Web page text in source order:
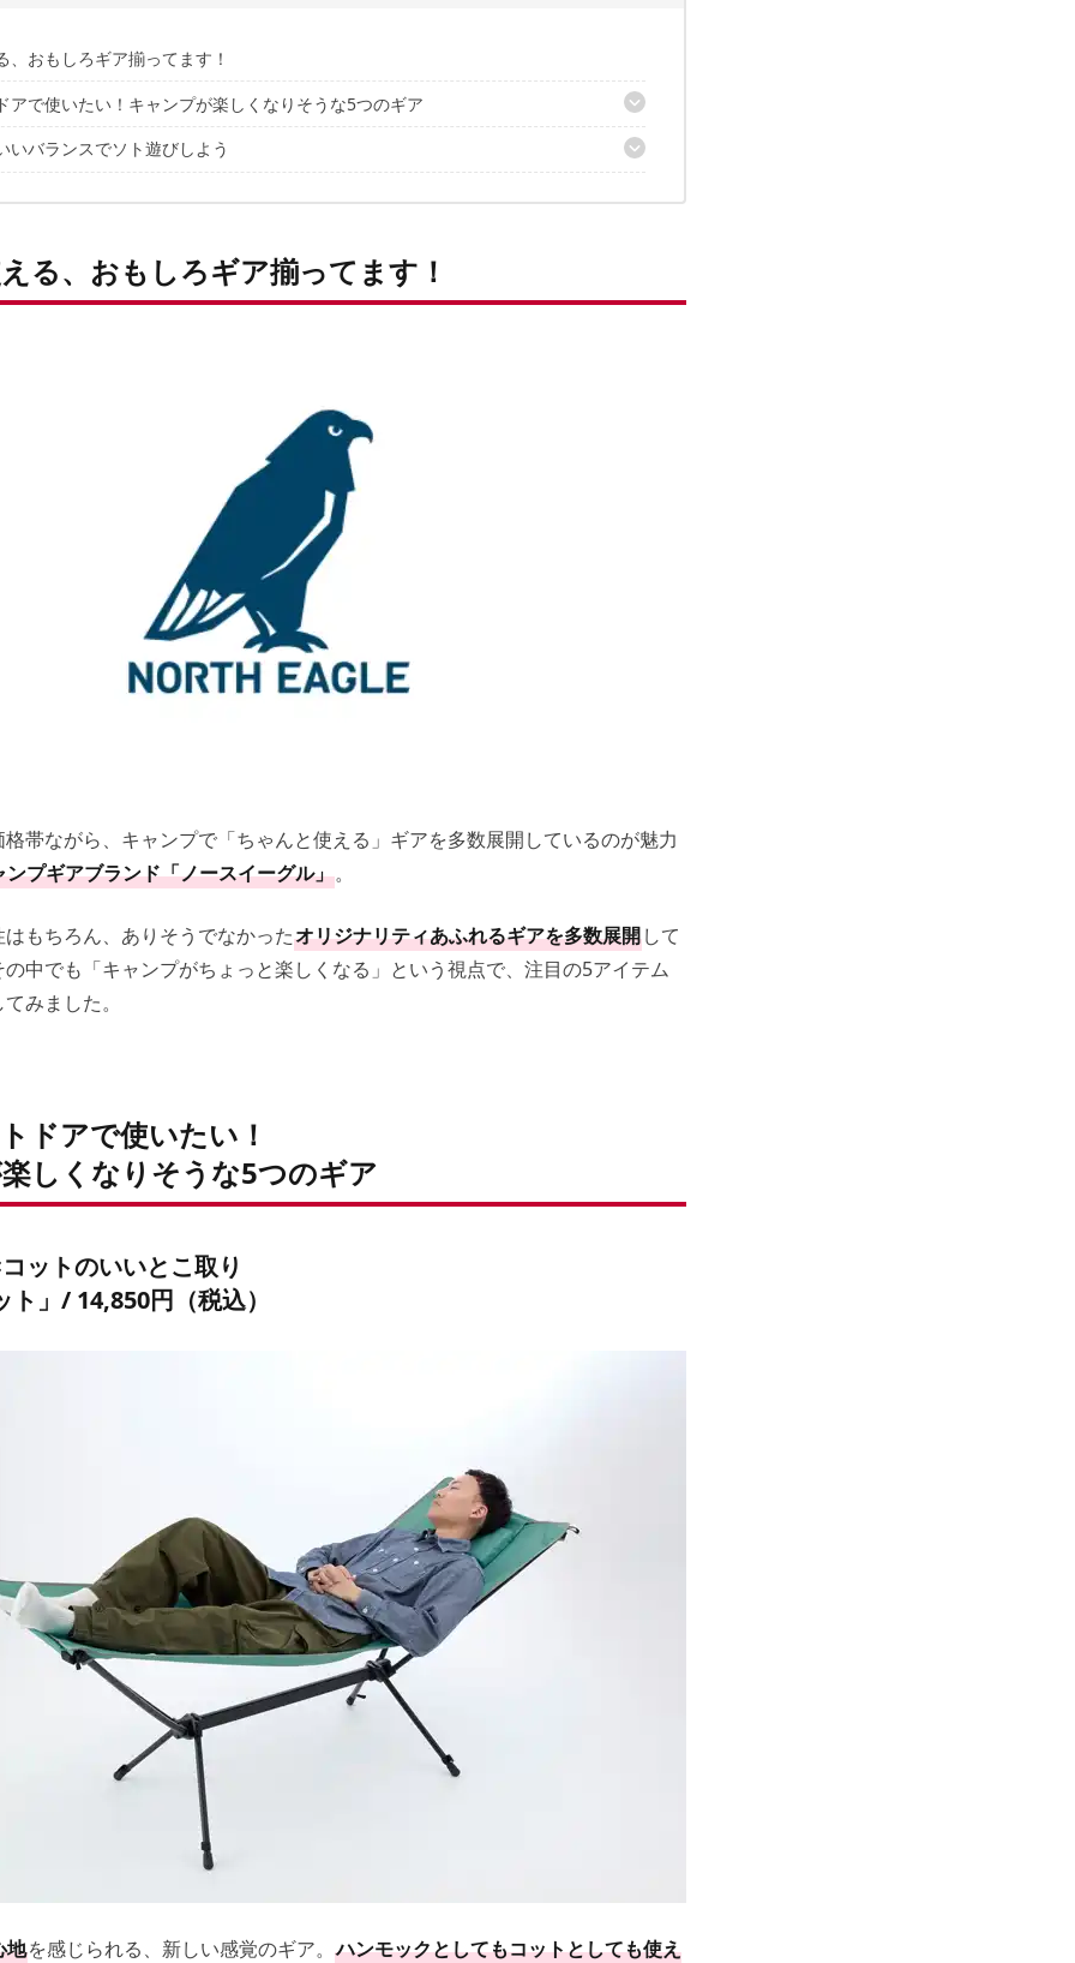
、おもしろギア揃ってます！
アで使いたい！キャンプが楽しくなりそうな5つのギア
コットのいいとこ取り「ハンモコット」/ 14,850円（税込）
ックでも活躍！「かまくら200」/ 7,480円（税込）
め込んじゃえ！な大容量バッグ「ぶっこみバッグ50」/ 3,850円（税込）
いバランスでソト遊びしよう
トから、ちょい足しにぴったりな小物まで！こちらの動画も参考に！
る、おもしろギア揃ってます！
帯ながら、キャンプで「ちゃんと使える」ギアを多数展開しているのが魅力
プギアブランド「ノースイーグル」。
もちろん、ありそうでなかったオリジナリティあふれるギアを多数展開して
中でも「キャンプがちょっと楽しくなる」という視点で、注目の5アイテム
みました。
ドアで使いたい！
しくなりそうな5つのギア
ットのいいとこ取り
ト」/ 14,850円（税込）
地を感じられる、新しい感覚のギア。 ハンモックとしてもコットとしても使え